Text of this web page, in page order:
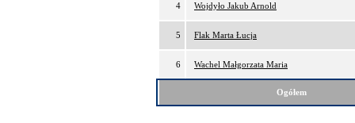
4 Wojdyło Jakub Arnold
5 Flak Marta Łucja
6 Wachel Małgorzata Maria
Ogółem